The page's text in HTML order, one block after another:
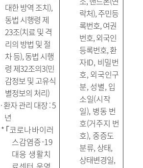
대한 방역 조치),
동법 시행령 제
23조(치료 및 격
리의 방법 및 절
차 등),동법 시행
령 제32조의3(민
감정보 및 고유식
별정보의 처리)
·환자 관리 대장: 5
년
* ｢코로나바이러
스감염증-19
대응 생활치
락처),주민등
록번호,여권
번호,외국인
등록번호,환
자ID, 비밀번
호, 외국인구
분, 성별, 입
소일(시작
일), 병동 번
호(거주지 번
호), 중증도
분류, 상태,
상태변경일,